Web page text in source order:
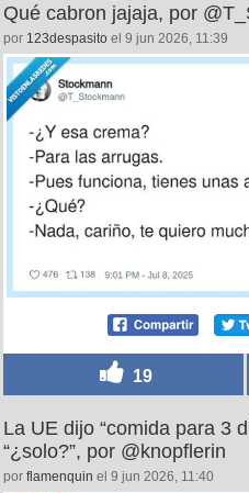
Qué cabron jajaja, por
por 123despasito el 9 jun 2026, 11:39
19
La UE dijo “comida para 3
“¿solo?”, por @knopflerin
por flamenquin el 9 jun 2026, 11:40